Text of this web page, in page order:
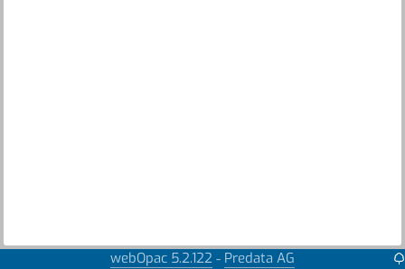
webOpac 5.2.122 - Predata AG